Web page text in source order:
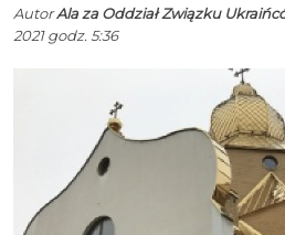
AutorAla za Oddział Związku
2021 godz. 5:36